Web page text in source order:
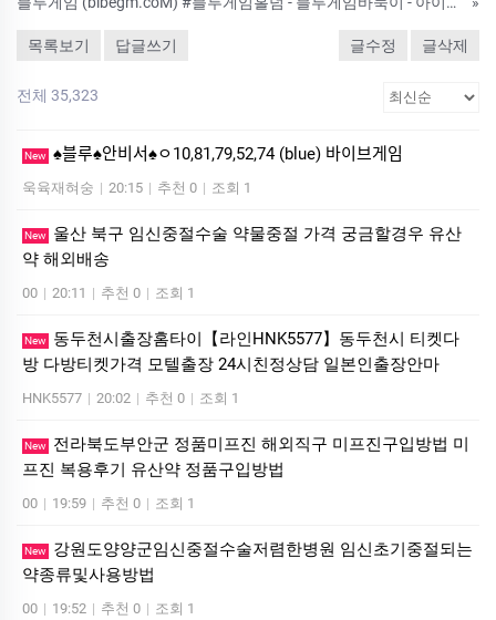
목록보기 답글쓰기 글수정 글삭제
전체 35,323
New ♠블루♠안비서♠ㅇ10,81,79,52,74 (blue) 바이브게임
욱육재혀숭 | 20:15 | 추천 0 | 조회 1
New
울산 북구 임신중절수술 약물중절 가격 궁금할경우 유산
약 해외배송
00 | 20:11 | 추천 0 | 조회 1
New
동두천시출장홈타이【라인HNK5577】동두천시 티켓다
방 다방티켓가격 모텔출장 24시친정상담 일본인출장안마
HNK5577 | 20:02 | 추천 0 | 조회 1
New
전라북도부안군 정품미프진 해외직구 미프진구입방법 미
프진 복용후기 유산약 정품구입방법
00 | 19:59 | 추천 0 | 조회 1
New
강원도양양군임신중절수술저렴한병원 임신초기중절되는
약종류및사용방법
00 | 19:52 | 추천 0 | 조회 1